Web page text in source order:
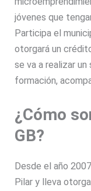
jóvenes que
Participa el
otorgará un
se va a realizar
formación,
¿Cómo
GB?
Desde el año
Pilar y lleva